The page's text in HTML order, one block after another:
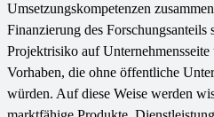
Umsetzungskompetenzen
Finanzierung des Forschungsanteils
Projektrisiko auf
Vorhaben, die ohne öffentliche
würden. Auf diese Weise werden